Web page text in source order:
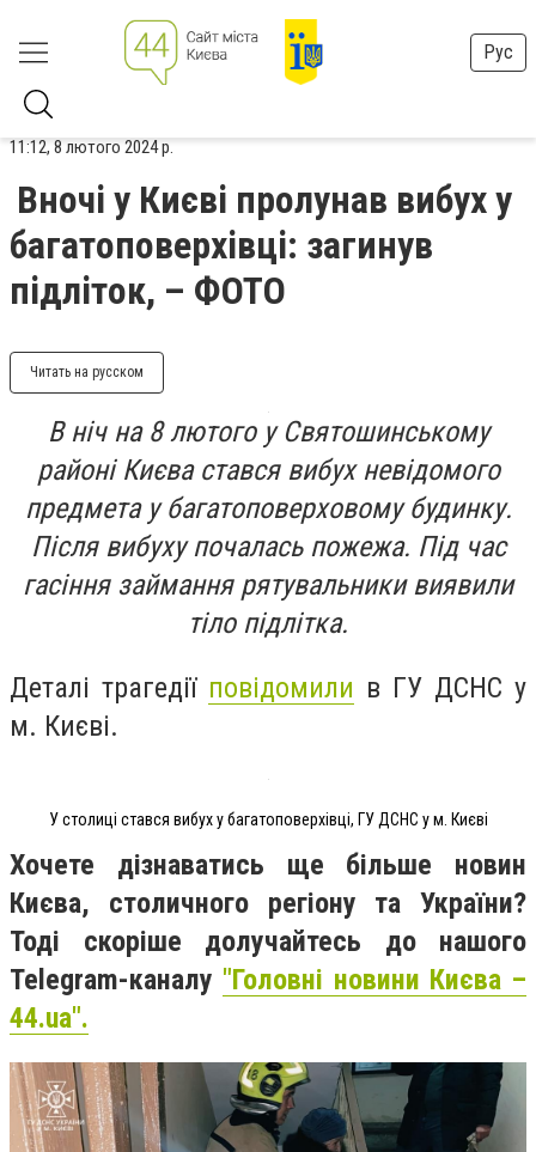
Рус
11:12, 8 лютого 2024 р.
Вночі у Києві пролунав вибух у
багатоповерхівці: загинув
підліток, – ФОТО
Читать на русском
В ніч на 8 лютого у Святошинському
районі Києва стався вибух невідомого
предмета у багатоповерховому будинку.
Після вибуху почалась пожежа. Під час
гасіння займання рятувальники виявили
тіло підлітка.
Деталі трагедії повідомили в ГУ ДСНС у
м. Києві.
У столиці стався вибух у багатоповерхівці, ГУ ДСНС у м. Києві
Хочете дізнаватись ще більше новин
Києва, столичного регіону та України?
Тоді скоріше долучайтесь до нашого
Telegram-каналу "Головні новини Києва –
44.ua".